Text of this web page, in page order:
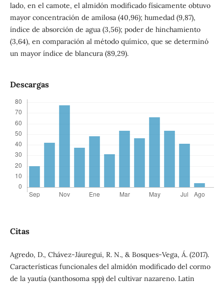
lado, en el camote, el almidón modificado físicamente obtuvo
mayor concentración de amilosa (40,96); humedad (9,87),
índice de absorción de agua (3,56); poder de hinchamiento
(3,64), en comparación al método químico, que se determinó
un mayor índice de blancura (89,29).
Descargas
Citas
Agredo, D., Chávez-Jáuregui, R. N., & Bosques-Vega, Á. (2017).
Características funcionales del almidón modificado del cormo
de la yautía (xanthosoma spp) del cultivar nazareno. Latin